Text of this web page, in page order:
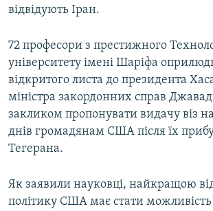
ВІДЕОУРОКИ «ELIFBE»
УКРАЇНСЬКА ПРОБЛЕМА КРИМУ
ІНФОГРАФІКА
Русский
Qırımtatar
ДОЛУЧАЙСЯ!
Усі сайти RFE/RL
відвідують Іран.
72 професори з престижного
університету імені Шаріфа
відкритого листа до президента
міністра закордонних справ
закликом пропонувати видачу віз
днів громадянам США після їх
Тегерана.
Як заявили науковці, найкращою
політику США має стати